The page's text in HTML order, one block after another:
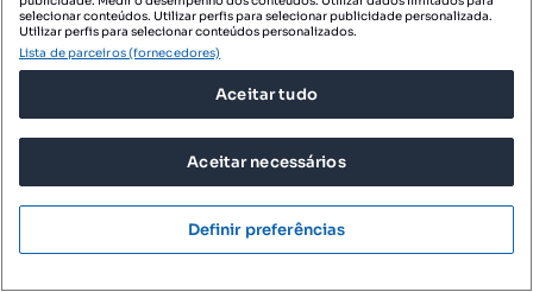
Encontrará imóveis que correspondem aos seus
selecionar conteúdos. Utilizar perfis para selecionar publicidade personalizada.
Utilizar perfis para selecionar conteúdos personalizados.
Lista de parceiros (fornecedores)
Aceitar tudo
Aceitar necessários
Definir preferências